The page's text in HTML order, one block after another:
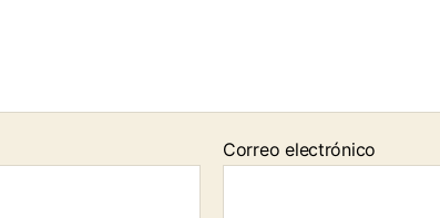
Correo electrónico